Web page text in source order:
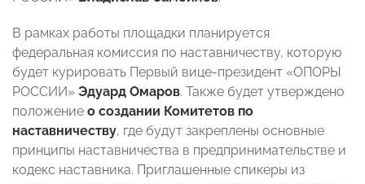
В рамках работы площадки планируется
федеральная комиссия по наставничеству, которую
будет курировать Первый вице-президент «ОПОРЫ
РОССИИ» Эдуард Омаров. Также будет утверждено
положение о создании Комитетов по
наставничеству, где будут закреплены основные
принципы наставничества в предпринимательстве и
кодекс наставника. Приглашенные спикеры из